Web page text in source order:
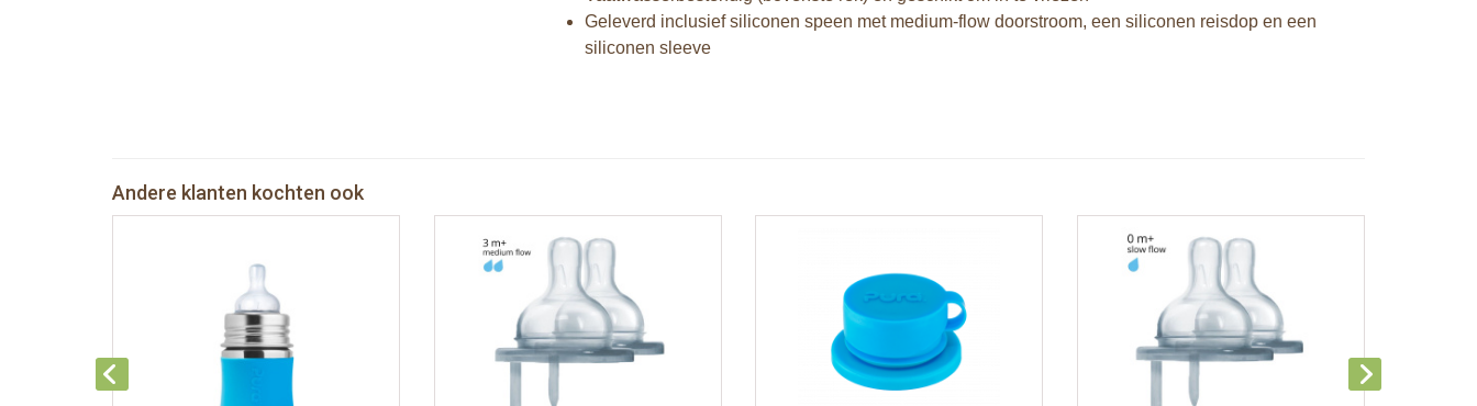
Geleverd inclusief siliconen speen met medium-flow doorstroom, een siliconen reisdop en een
siliconen sleeve
Andere klanten kochten ook